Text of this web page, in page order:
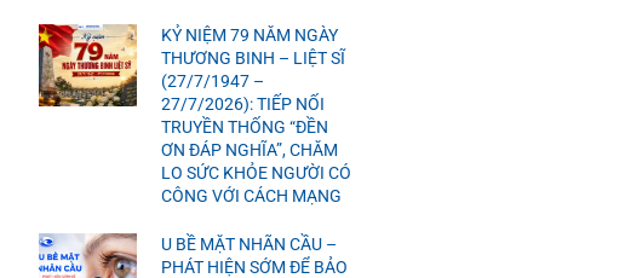
KỶ NIỆM 79 NĂM NGÀY
THƯƠNG BINH – LIỆT SĨ
(27/7/1947 –
27/7/2026): TIẾP NỐI
TRUYỀN THỐNG “ĐỀN
ƠN ĐÁP NGHĨA”, CHĂM
LO SỨC KHỎE NGƯỜI CÓ
CÔNG VỚI CÁCH MẠNG
U BỀ MẶT NHÃN CẦU –
PHÁT HIỆN SỚM ĐỂ BẢO